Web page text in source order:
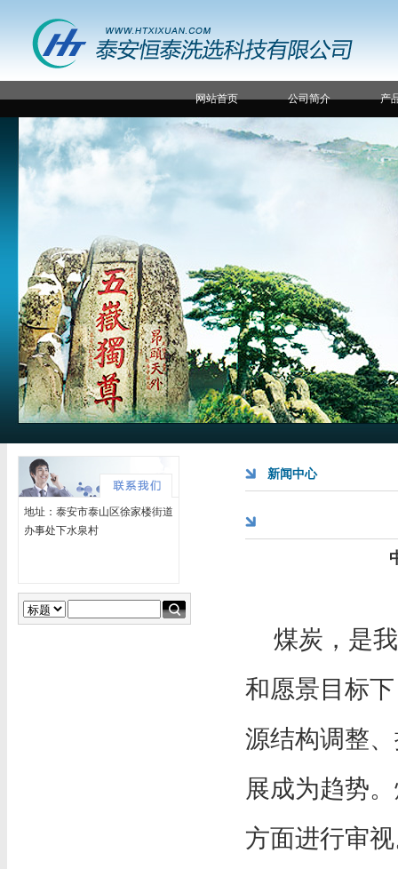
网站首页 公司简介 产
新闻中心
煤炭，是
和愿景目标
源结构调整
展成为趋势
方面进行审
地址：泰安市泰山区徐家楼街道
办事处下水泉村